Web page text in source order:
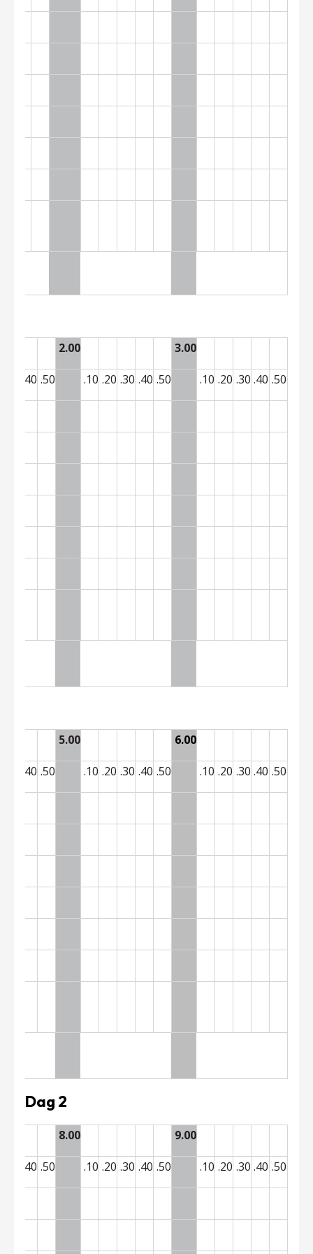
2.00 3.00
.40 .50 .10 .20 .30 .40 .50 .10 .20 .30 .40 .50
5.00 6.00
.40 .50 .10 .20 .30 .40 .50 .10 .20 .30 .40 .50
Dag 2
8.00 9.00
.40 .50 .10 .20 .30 .40 .50 .10 .20 .30 .40 .50